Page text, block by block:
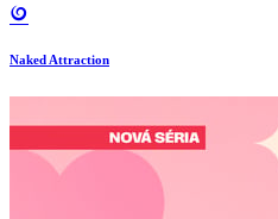
Naked Attraction